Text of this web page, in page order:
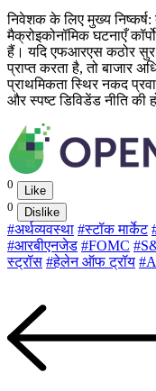
निवेशक के लिए मुख्य
मैक्रोइकोनॉमिक घटनाएँ
हैं। यदि एफआरएस कठोर
प्राप्त करता है, तो बाजार
प्राथमिकता स्थिर नकद
और स्पष्ट डिविडेंड नीति की
0
Like
0
Dislike
#अर्थव्यवस्था #स्टॉक मार्केट
#आरबीएनजेड #FOMC
स्ट्रॉस #हेलेन ऑफ ट्रॉय